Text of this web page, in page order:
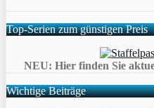
Top-Serien zum günstigen Preis
NEU: Hier finden Sie
Wichtige Beiträge